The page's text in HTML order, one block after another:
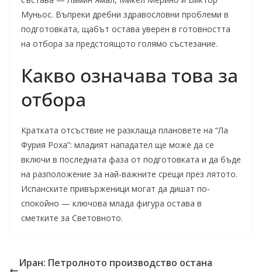
Муньос. Въпреки дребни здравословни проблеми в
подготовката, щабът остава уверен в готовността
на отбора за предстоящото голямо състезание.
Какво означава това за
отбора
Кратката отсъствие не разклаща плановете на “Ла
Фурия Роха”: младият нападател ще може да се
включи в последната фаза от подготовката и да бъде
на разположение за най-важните срещи през лятото.
Испанските привърженици могат да дишат по-
спокойно — ключова млада фигура остава в
сметките за Световното.
Иран: Петролното производство остана